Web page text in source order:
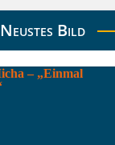
Neustes Bild